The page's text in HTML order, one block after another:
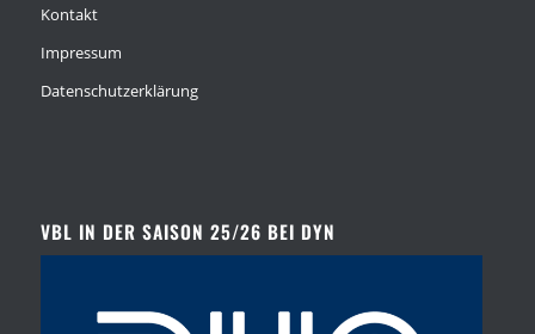
Kontakt
Impressum
Datenschutzerklärung
VBL IN DER SAISON 25/26 BEI DYN